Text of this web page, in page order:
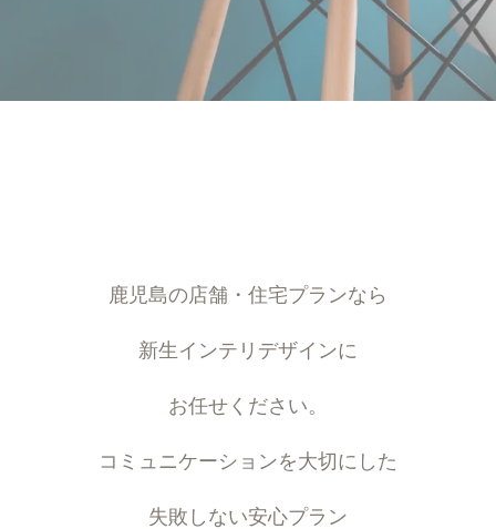
鹿児島の店舗・住宅プランなら
新生インテリデザインに
お任せください。
コミュニケーションを大切にした
失敗しない安心プラン